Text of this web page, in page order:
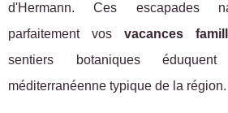
d'Hermann. Ces escapades
parfaitement vosvacances
sentiers botaniques
méditerranéenne typique de la région.